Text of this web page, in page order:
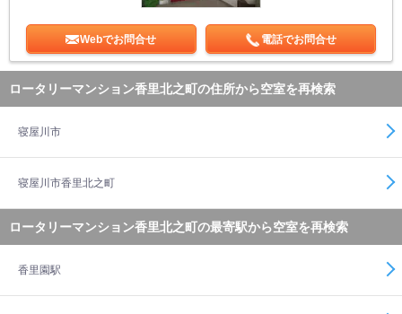
Webでお問合せ 電話でお問合せ
ロータリーマンション香里北之町の住所から空室を再検索
寝屋川市
寝屋川市香里北之町
ロータリーマンション香里北之町の最寄駅から空室を再検索
香里園駅